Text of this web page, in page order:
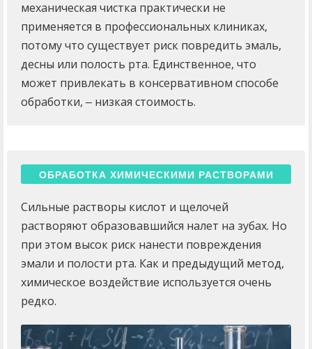
механическая чистка практически не
применяется в профессиональных клиниках,
потому что существует риск повредить эмаль,
десны или полость рта. Единственное, что
может привлекать в консервативном способе
обработки, ‒ низкая стоимость.
ОБРАБОТКА ХИМИЧЕСКИМИ РАСТВОРАМИ
Сильные растворы кислот и щелочей
растворяют образовавшийся налет на зубах. Но
при этом высок риск нанести повреждения
эмали и полости рта. Как и предыдущий метод,
химическое воздействие используется очень
редко.